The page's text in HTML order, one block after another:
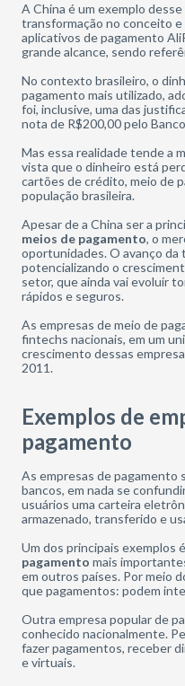
A China é um exemplo
transformação no conceito
aplicativos de pagamento
grande alcance, sendo
No contexto brasileiro, o
pagamento mais utilizado,
foi, inclusive, uma das
nota de R$200,00 pelo
Mas essa realidade tende a
vista que o dinheiro está
cartões de crédito, meio de
população brasileira.
Apesar de a China ser a
meios de pagamento, o
oportunidades. O avanço da
potencializando o
setor, que ainda vai evoluir
rápidos e seguros.
As empresas de meio de
fintechs nacionais, em um
crescimento dessas
2011.
Exemplos de
pagamento
As empresas de
bancos, em nada se
usuários uma carteira
armazenado, transferido e
Um dos principais exemplos
pagamento mais
em outros países. Por meio
que pagamentos: podem
Outra empresa popular de
conhecido nacionalmente.
fazer pagamentos, receber
e virtuais.